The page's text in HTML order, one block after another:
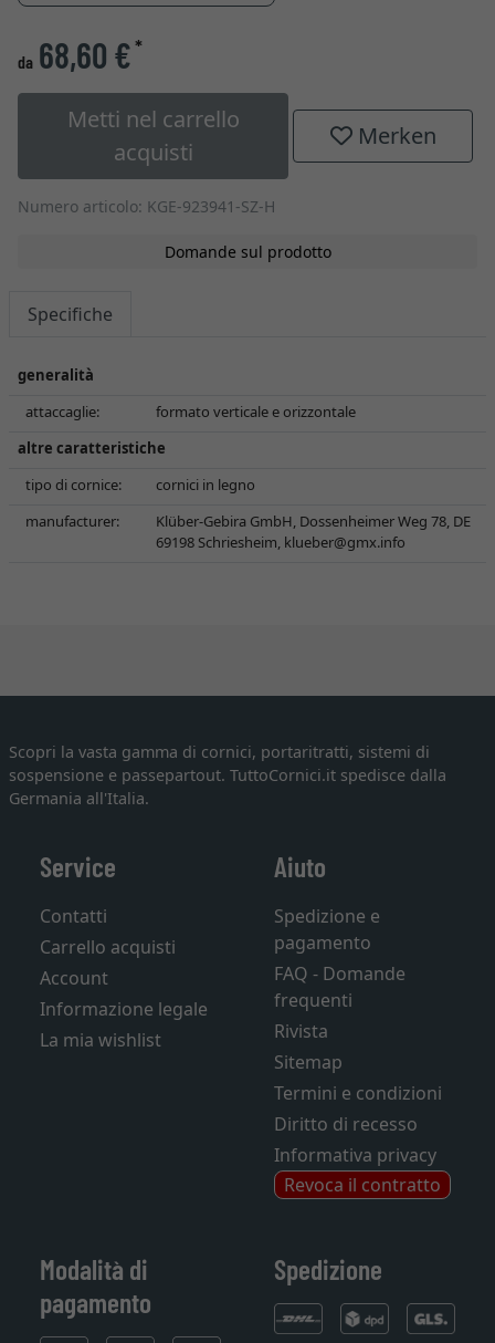
da 68,60 €*
Metti nel carrello
acquisti
Merken
Numero articolo: KGE-923941-SZ-H
Domande sul prodotto
Specifiche
generalità
attaccaglie:
formato verticale e orizzontale
altre caratteristiche
tipo di cornice:
cornici in legno
manufacturer:
Klüber-Gebira GmbH, Dossenheimer Weg 78, DE
69198 Schriesheim, klueber@gmx.info
Scopri la vasta gamma di cornici, portaritratti, sistemi di
sospensione e passepartout. TuttoCornici.it spedisce dalla
Germania all'Italia.
Service
Contatti
Carrello acquisti
Account
Informazione legale
La mia wishlist
Aiuto
Spedizione e
pagamento
FAQ - Domande
frequenti
Rivista
Sitemap
Termini e condizioni
Diritto di recesso
Informativa privacy
Revoca il contratto
Modalità di
pagamento
Spedizione